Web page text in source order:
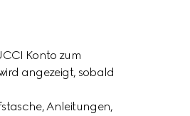
Konto zum
angezeigt, sobald
Anleitungen,